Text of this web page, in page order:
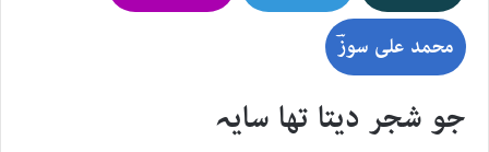
محمد علی سوزؔ
جو شجر دیتا تھا سایہ